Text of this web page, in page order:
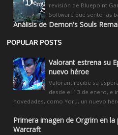
Análisis de Demon's Souls
revisión de Bluepoint
Software que sentó las
POPULAR POSTS
Valorant estrena su
nuevo héroe
Valorant recibe su
desde el 13 de enero, e
novedades, como Yoru, un nuevo
Primera imagen de Orgrim en
Warcraft